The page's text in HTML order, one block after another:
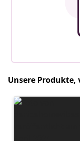
Unsere